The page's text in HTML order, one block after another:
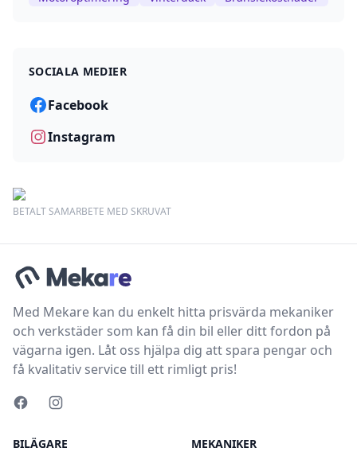
SOCIALA MEDIER
Facebook
Instagram
BETALT SAMARBETE MED SKRUVAT
Med Mekare kan du enkelt hitta prisvärda mekaniker
och verkstäder som kan få din bil eller ditt fordon på
vägarna igen. Låt oss hjälpa dig att spara pengar och
få kvalitativ service till ett rimligt pris!
BILÄGARE MEKANIKER